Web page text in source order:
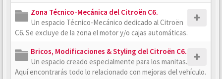
Zona Técnico-Mecánica del Citroën C6.
Un espacio Técnico-Mecánico dedicado al Citroën
C6. Se excluye de la zona el motor y/o cajas automáticas.
Bricos, Modificaciones & Styling del Citroën C6.
Un espacio creado especialmente para los manitas.
Aquí encontrarás todo lo relacionado con mejoras del vehículo.